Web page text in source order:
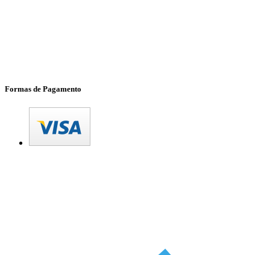
Formas de Pagamento